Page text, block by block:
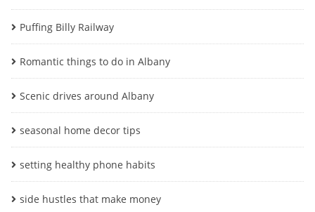
Puffing Billy Railway
Romantic things to do in Albany
Scenic drives around Albany
seasonal home decor tips
setting healthy phone habits
side hustles that make money